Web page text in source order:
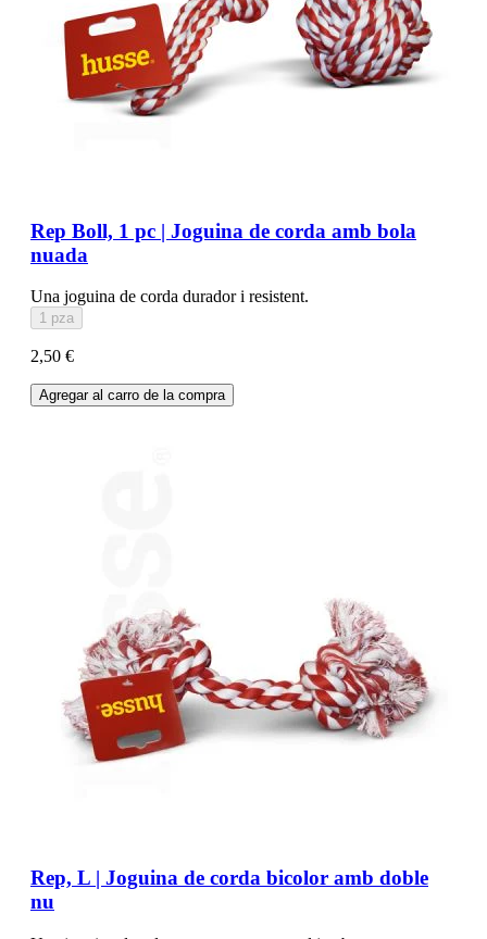
Rep Boll, 1 pc | Joguina de corda amb bola
nuada
Una joguina de corda durador i resistent.
1 pza
2,50 €
Agregar al carro de la compra
Rep, L | Joguina de corda bicolor amb doble
nu